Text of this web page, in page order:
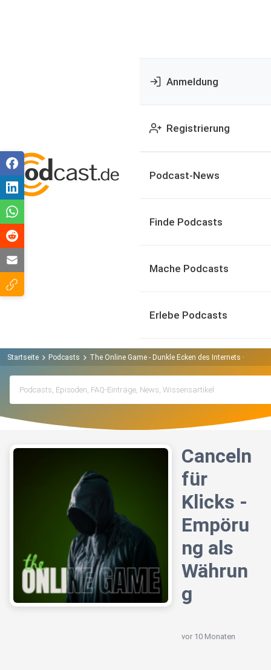
Anmeldung
Registrierung
Podcast-News
Finde Podcasts
Mache Podcasts
Erlebe Podcasts
Startseite Podcasts The Online Game - Dunkle Ecken des Internets –
Canceln
für
Klicks -
Empöru
ng als
Währun
g
vor 10 Monaten